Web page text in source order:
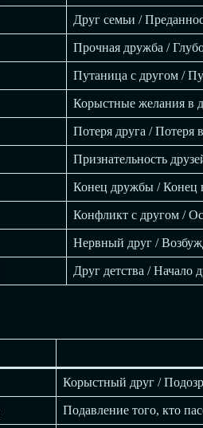
Друг семьи /
Прочная дружба /
Путаница с другом /
Корыстные желания в
Потеря друга / Потеря
Признательность
Конец дружбы / Конец
Конфликт с другом /
Нервный друг /
Друг детства /
Корыстный друг /
Подавление того, кто